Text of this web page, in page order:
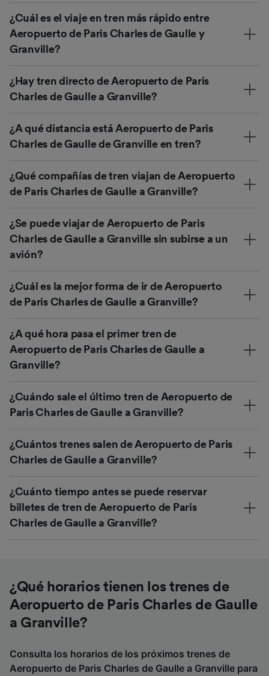
¿Cuál es el viaje en tren más rápido entre
Aeropuerto de Paris Charles de Gaulle y
Granville?
¿Hay tren directo de Aeropuerto de Paris
Charles de Gaulle a Granville?
¿A qué distancia está Aeropuerto de Paris
Charles de Gaulle de Granville en tren?
¿Qué compañías de tren viajan de Aeropuerto
de Paris Charles de Gaulle a Granville?
¿Se puede viajar de Aeropuerto de Paris
Charles de Gaulle a Granville sin subirse a un
avión?
¿Cuál es la mejor forma de ir de Aeropuerto
de Paris Charles de Gaulle a Granville?
¿A qué hora pasa el primer tren de
Aeropuerto de Paris Charles de Gaulle a
Granville?
¿Cuándo sale el último tren de Aeropuerto de
Paris Charles de Gaulle a Granville?
¿Cuántos trenes salen de Aeropuerto de Paris
Charles de Gaulle a Granville?
¿Cuánto tiempo antes se puede reservar
billetes de tren de Aeropuerto de Paris
Charles de Gaulle a Granville?
¿Qué horarios tienen los trenes de
Aeropuerto de Paris Charles de Gaulle
a Granville?
Consulta los horarios de los próximos trenes de
Aeropuerto de Paris Charles de Gaulle a Granville para